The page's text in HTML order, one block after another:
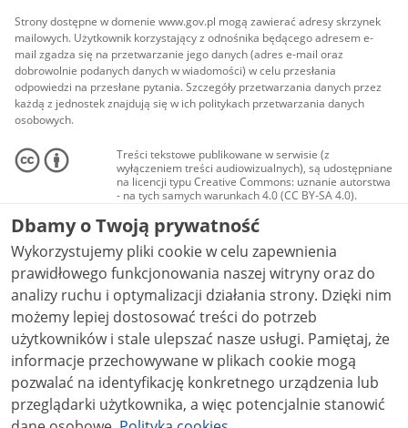
Strony dostępne w domenie www.gov.pl mogą zawierać adresy skrzynek
mailowych. Użytkownik korzystający z odnośnika będącego adresem e-
mail zgadza się na przetwarzanie jego danych (adres e-mail oraz
dobrowolnie podanych danych w wiadomości) w celu przesłania
odpowiedzi na przesłane pytania. Szczegóły przetwarzania danych przez
każdą z jednostek znajdują się w ich politykach przetwarzania danych
osobowych.
Treści tekstowe publikowane w serwisie (z
wyłączeniem treści audiowizualnych), są udostępniane
na licencji typu Creative Commons: uznanie autorstwa
- na tych samych warunkach 4.0 (CC BY-SA 4.0).
Materiały audiowizualne, w tym zdjęcia, materiały
audio i wideo, są udostępniane na licencji typu
Creative Commons: uznanie autorstwa użycie
niekomercyjne - bez utworów zależnych 4.0 (CC BY-
NC-ND 4.0), o ile nie jest to stwierdzone inaczej.
Dbamy o Twoją prywatność
Wykorzystujemy pliki cookie w celu zapewnienia
prawidłowego funkcjonowania naszej witryny oraz do
analizy ruchu i optymalizacji działania strony. Dzięki nim
możemy lepiej dostosować treści do potrzeb
użytkowników i stale ulepszać nasze usługi. Pamiętaj, że
informacje przechowywane w plikach cookie mogą
pozwalać na identyfikację konkretnego urządzenia lub
przeglądarki użytkownika, a więc potencjalnie stanowić